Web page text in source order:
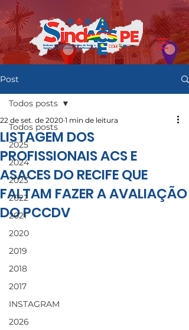
Post
Todos posts
2025
2024
2023
2022
2021
2020
2019
2018
2017
INSTAGRAM
2026
Todos posts
LISTAGEM DOS
PROFISSIONAIS ACS E
ASACES DO RECIFE QUE
FALTAM FAZER A AVALIAÇÃO
DO PCCDV
22 de set. de 2020 1 min de leitura